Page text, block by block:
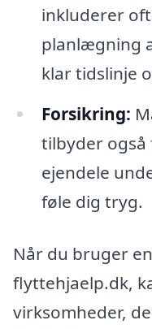
inkluderer
planlægning
klar tidslinje
Forsikring:
tilbyder også
ejendele
føle dig tryg.
Når du bruger
flyttehjaelp.dk,
virksomheder,